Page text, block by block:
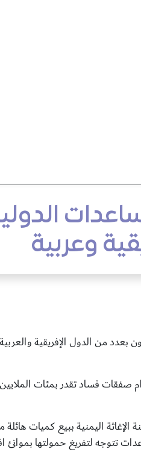
وعربية
لا تعليقات
بعدد من الدول الإفريقية
صفقات فساد تقدر بمئات
اليمنية ببيع كميات
تتوجه لتفريغ حمولتها بموانئ